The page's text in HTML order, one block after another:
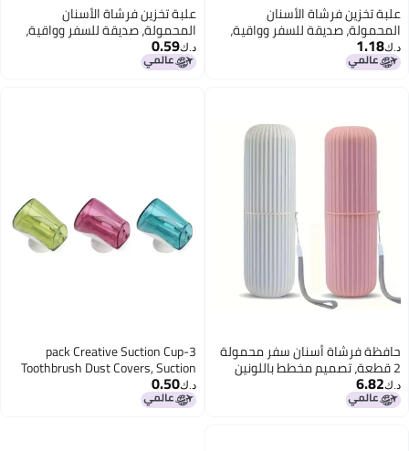
علبة تخزين فرشاة الأسنان
المحمولة، صديقة للسفر وواقية،
أساسية للاستخدام المنزلي.
د.ك‏1.18
علبة تخزين فرشاة الأسنان
المحمولة، صديقة للسفر وواقية،
أساسية للاستخدام المنزلي. مضادة
للغبار مع غطاء، غلاف واقي، مشبك.
د.ك‏0.59
حافظة فرشاة أسنان سفر محمولة
2 قطعة، تصميم مخطط باللونين
الوردي والكريمي مع حزام حمل،
منظم سفر محكم التسرب
د.ك‏6.82
3-pack Creative Suction Cup
Toothbrush Dust Covers, Suction
Cup Home Toothbrush Holders,
Opening and Closing Toothbrush
د.ك‏0.50